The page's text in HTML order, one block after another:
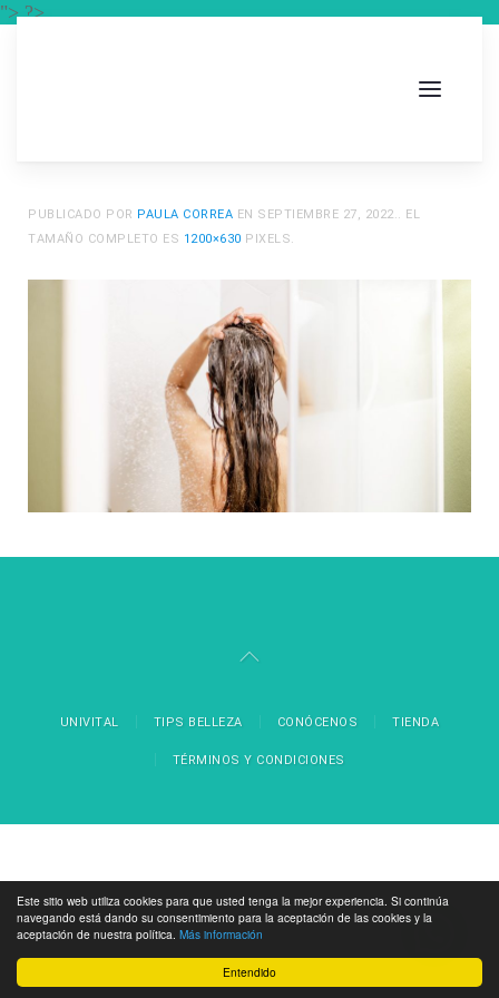
Entendido
Este sitio web utiliza cookies para que usted tenga la mejor experiencia. Si continúa
navegando está dando su consentimiento para la aceptación de las cookies y la
aceptación de nuestra política. Más información
"> ?>
PUBLICADO POR PAULA CORREA EN SEPTIEMBRE 27, 2022.. EL
TAMAÑO COMPLETO ES 1200×630 PIXELS.
UNIVITAL TIPS BELLEZA CONÓCENOS TIENDA
TÉRMINOS Y CONDICIONES